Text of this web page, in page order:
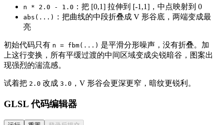
n * 2.0 - 1.0 ：把 [0,1] 拉伸到 [-1,1]，中点映射到 0
abs(...)
：把曲线的中段折叠成 V 形谷底，两端变成最
亮
初始代码只有 n = fbm(...) 是平滑分形噪声，没有折叠。加
上这行变换，所有平缓过渡的中间区域变成尖锐暗谷，图案出
现强烈的湍流感。
试着把 2.0 改成 3.0 ，V 形谷会更深更窄，暗纹更锐利。
GLSL 代码编辑器